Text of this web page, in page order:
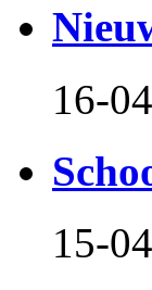
16-04
15-04